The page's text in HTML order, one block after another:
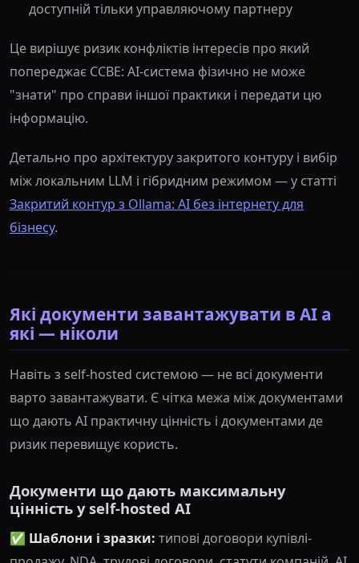
доступній тільки управляючому партнеру
Це вирішує ризик конфліктів інтересів про який
попереджає CCBE: AI-система фізично не може
"знати" про справи іншої практики і передати цю
інформацію.
Детально про архітектуру закритого контуру і вибір
між локальним LLM і гібридним режимом — у статті
Закритий контур з Ollama: AI без інтернету для
бізнесу.
Які документи завантажувати в AI а
які — ніколи
Навіть з self-hosted системою — не всі документи
варто завантажувати. Є чітка межа між документами
що дають AI практичну цінність і документами де
ризик перевищує користь.
Документи що дають максимальну
цінність у self-hosted AI
✅ Шаблони і зразки: типові договори купівлі-